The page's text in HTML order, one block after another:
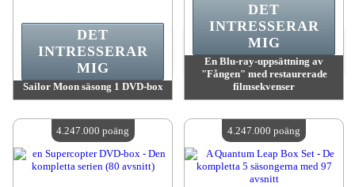
Sailor Moon säsong 1 DVD-box
Antal tillgängliga:4
DET
INTRESSERAR
MIG
En Blu-ray-uppsättning av
"Fången" med restaurerade
filmsekvenser
Antal tillgängliga:4
DET
INTRESSERAR
MIG
4.247.000 poäng 4.247.000 poäng